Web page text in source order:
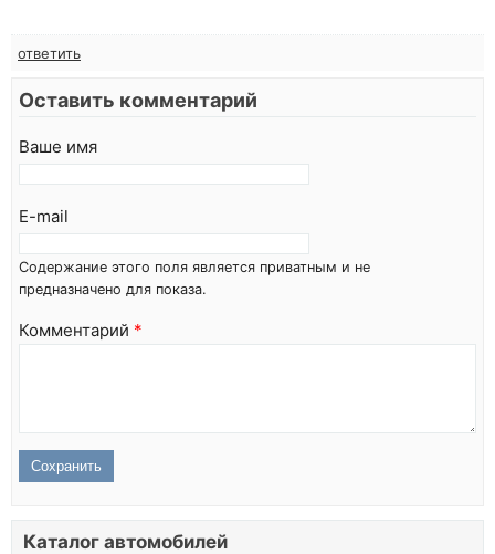
ответить
Оставить комментарий
Ваше имя
E-mail
Содержание этого поля является приватным и не
предназначено для показа.
Комментарий *
Каталог автомобилей